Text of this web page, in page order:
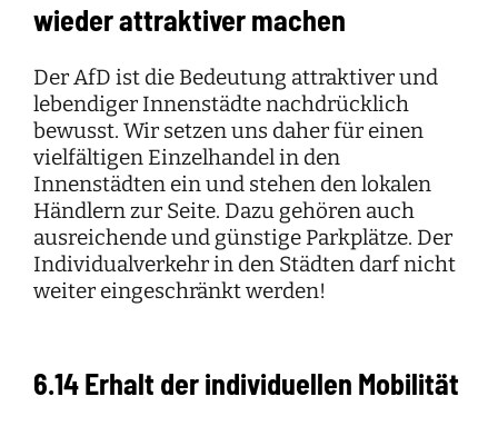
wieder attraktiver machen
Der AfD ist die Bedeutung attraktiver und
lebendiger Innenstädte nachdrücklich
bewusst. Wir setzen uns daher für einen
vielfältigen Einzelhandel in den
Innenstädten ein und stehen den lokalen
Händlern zur Seite. Dazu gehören auch
ausreichende und günstige Parkplätze. Der
Individualverkehr in den Städten darf nicht
weiter eingeschränkt werden!
6.14 Erhalt der individuellen Mobilität